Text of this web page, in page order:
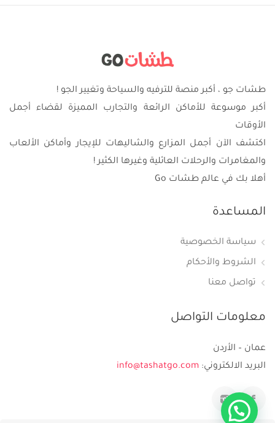
طشات جو ، أكبر منصة للترفيه والسياحة وتغيير الجو !
أكبر موسوعة للأماكن الرائعة والتجارب المميزة لقضاء أجمل
الأوقات
اكتشف الآن أجمل المزارع والشاليهات للإيجار وأماكن الألعاب
والمغامرات والرحلات العائلية وغيرها الكثير !
أهلا بك في عالم طشات Go
المساعدة
سياسة الخصوصية
الشروط والأحكام
تواصل معنا
معلومات التواصل
عمان – الأردن
البريد الالكتروني: info@tashatgo.com